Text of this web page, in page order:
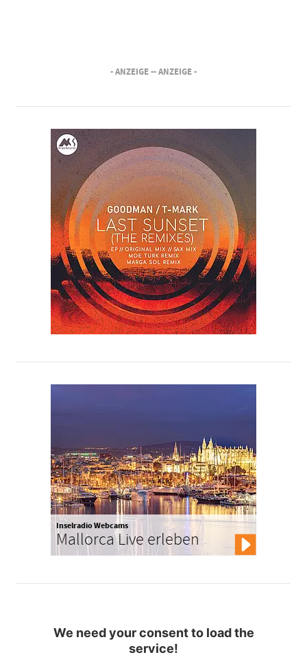
- ANZEIGE -- ANZEIGE -
Inselradio Webcams
Mallorca Live erleben
We need your consent to load the
service!